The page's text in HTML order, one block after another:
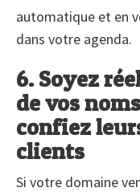
automatique et en
dans votre agenda.
6. Soyez
de vos
confiez
clients
Si votre domaine